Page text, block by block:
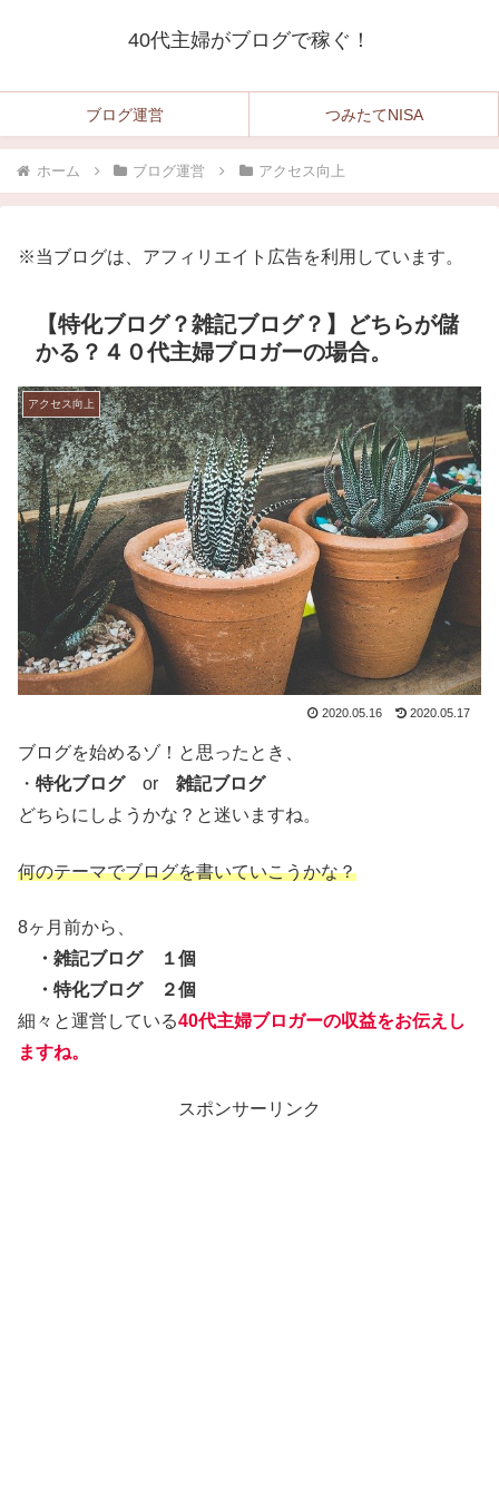
40代主婦がブログで稼ぐ！
ブログ運営 つみたてNISA
ホーム ブログ運営 アクセス向上
※当ブログは、アフィリエイト広告を利用しています。
【特化ブログ？雑記ブログ？】どちらが儲
かる？４０代主婦ブロガーの場合。
アクセス向上
2020.05.16 2020.05.17
ブログを始めるゾ！と思ったとき、
・ 特化ブログor 雑記ブログ
どちらにしようかな？と迷いますね。
何のテーマでブログを書いていこうかな？
8ヶ月前から、
・雑記ブログ １個
・特化ブログ ２個
細々と運営している40代主婦ブロガーの収益をお伝えし
ますね。
スポンサーリンク